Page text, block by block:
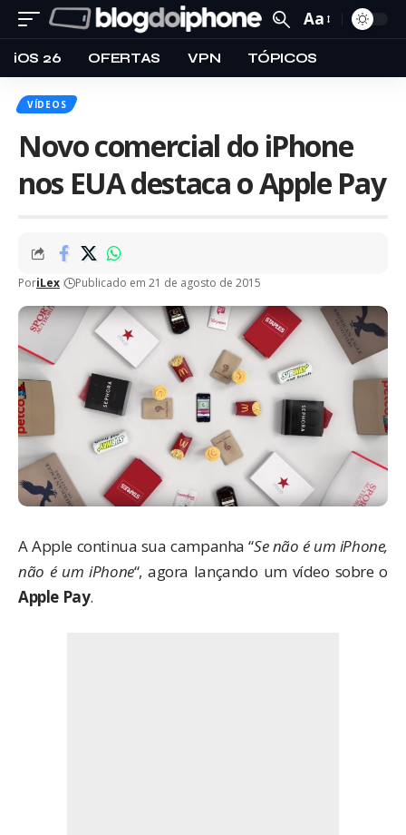
Aa
iOS 26 OFERTAS VPN TÓPICOS
VÍDEOS
Novo comercial do iPhone
nos EUA destaca o Apple Pay
PoriLex Publicado em 21 de agosto de 2015
A Apple continua sua campanha “Se não é um iPhone,
não é um iPhone“, agora lançando um vídeo sobre o
Apple Pay.